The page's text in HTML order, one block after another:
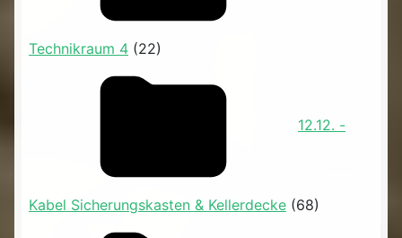
Technikraum 4 (22)
12.12. -
Kabel Sicherungskasten & Kellerdecke (68)